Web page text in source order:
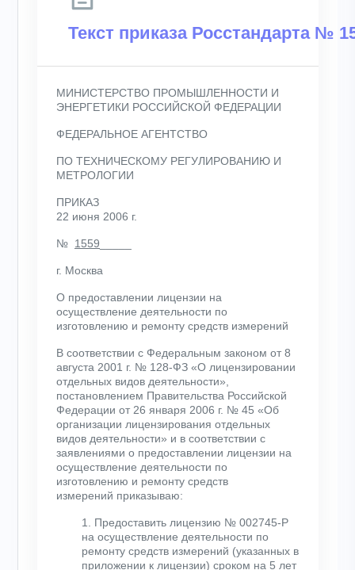
Текст приказа Росстандарта №
МИНИСТЕРСТВО ПРОМЫШЛЕННОСТИ И
ЭНЕРГЕТИКИ РОССИЙСКОЙ ФЕДЕРАЦИИ
ФЕДЕРАЛЬНОЕ АГЕНТСТВО
ПО ТЕХНИЧЕСКОМУ РЕГУЛИРОВАНИЮ И
МЕТРОЛОГИИ
ПРИКАЗ
22 июня 2006 г.
№ 1559
г. Москва
О предоставлении лицензии на
осуществление деятельности по
изготовлению и ремонту средств измерений
В соответствии с Федеральным законом от 8
августа 2001 г. № 128-ФЗ «О лицензировании
отдельных видов деятельности»,
постановлением Правительства Российской
Федерации от 26 января 2006 г. № 45 «Об
организации лицензирования отдельных
видов деятельности» и в соответствии с
заявлениями о предоставлении лицензии на
осуществление деятельности по
изготовлению и ремонту средств
измерений приказываю:
1. Предоставить лицензию № 002745-Р
на осуществление деятельности по
ремонту средств измерений (указанных в
приложении к лицензии) сроком на 5 лет